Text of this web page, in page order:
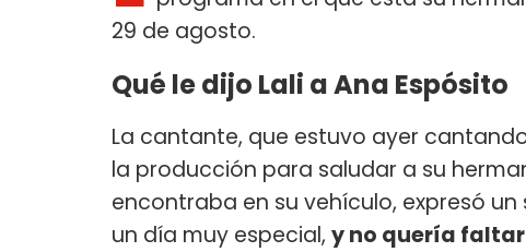
29 de agosto.
Qué le dijo Lali a Ana Espósito
La cantante, que estuvo ayer
la producción para saludar a su
encontraba en su vehículo, expresó
un día muy especial, y no quería faltar